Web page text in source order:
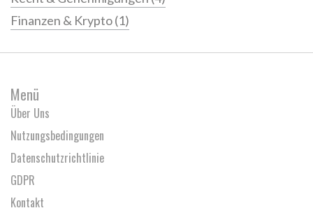
Finanzen & Krypto(1)
Menü
Über Uns
Nutzungsbedingungen
Datenschutzrichtlinie
GDPR
Kontakt